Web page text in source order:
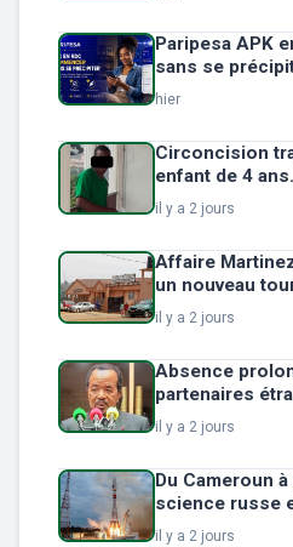
Paripesa APK
sans se
hier
Circoncision
enfant de 4
il y a 2 jours
Affaire
un nouveau
il y a 2 jours
Absence
partenaires
il y a 2 jours
Du Cameroun
science russe
il y a 2 jours